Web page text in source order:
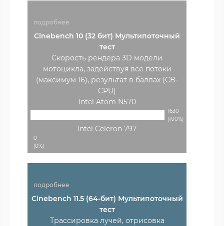
подробнее
Cinebench 10 (32 бит) Мультипоточный
тест
Скорость рендера 3D модели
мотоцикла, задействуя все потоки
(максимум 16), результат в баллах (CB-
CPU)
Intel Atom N570
1630
(100%)
Intel Celeron 797
0
(0%)
подробнее
Cinebench 11.5 (64-бит) Мультипоточный
тест
Трассировка лучей, отрисовка